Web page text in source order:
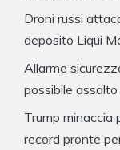
Droni russi
deposito Liqui
Allarme
possibile
Trump minaccia
record pronte